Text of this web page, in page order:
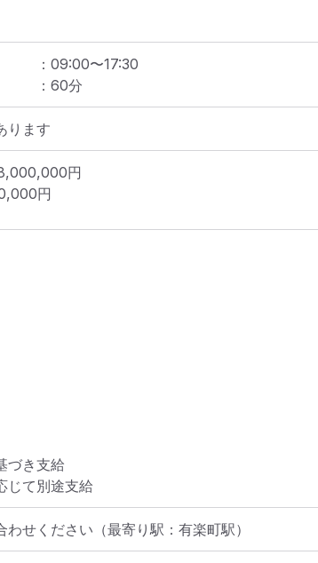
： 09:00〜17:30
： 60分
ります
円
円
づき支給
じて別途支給
わせください （最寄り駅：有楽町駅）